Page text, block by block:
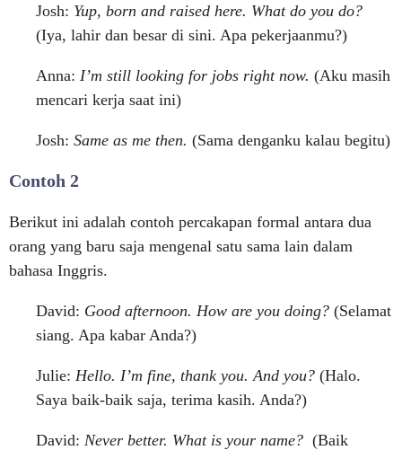
Josh: Yup, born and raised here. What do you do?
(Iya, lahir dan besar di sini. Apa pekerjaanmu?)
Anna: I’m still looking for jobs right now. (Aku masih
mencari kerja saat ini)
Josh: Same as me then. (Sama denganku kalau begitu)
Contoh 2
Berikut ini adalah contoh percakapan formal antara dua
orang yang baru saja mengenal satu sama lain dalam
bahasa Inggris.
David: Good afternoon. How are you doing? (Selamat
siang. Apa kabar Anda?)
Julie: Hello. I’m fine, thank you. And you? (Halo.
Saya baik-baik saja, terima kasih. Anda?)
David: Never better. What is your name? (Baik